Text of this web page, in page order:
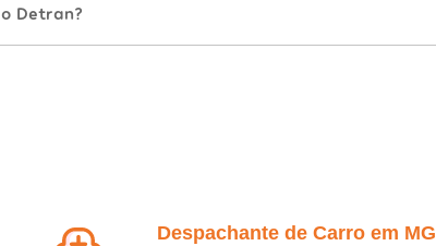
Detran?
Despachante de Carro em MG